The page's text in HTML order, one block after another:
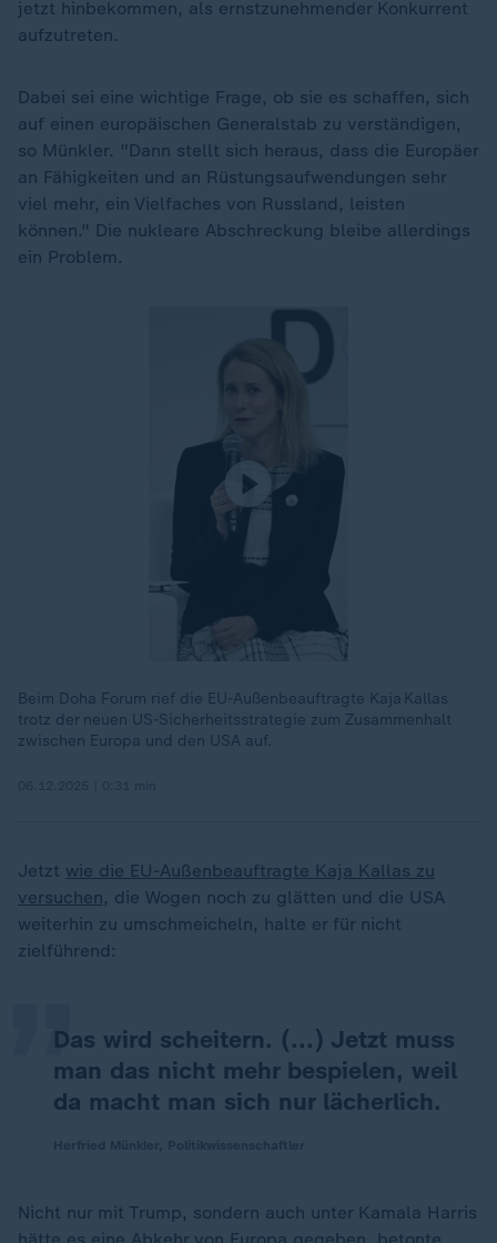
jetzt hinbekommen, als ernstzunehmender Konkurrent
aufzutreten.
Dabei sei eine wichtige Frage, ob sie es schaffen, sich
auf einen europäischen Generalstab zu verständigen,
so Münkler. "Dann stellt sich heraus, dass die Europäer
an Fähigkeiten und an Rüstungsaufwendungen sehr
viel mehr, ein Vielfaches von Russland, leisten
können." Die nukleare Abschreckung bleibe allerdings
ein Problem.
Beim Doha Forum rief die EU-Außenbeauftragte Kaja Kallas
trotz der neuen US-Sicherheitsstrategie zum Zusammenhalt
zwischen Europa und den USA auf.
Jetzt wie die EU-Außenbeauftragte Kaja Kallas zu
versuchen, die Wogen noch zu glätten und die USA
weiterhin zu umschmeicheln, halte er für nicht
zielführend:
Das wird scheitern. (...) Jetzt muss
man das nicht mehr bespielen, weil
da macht man sich nur lächerlich.
„
Nicht nur mit Trump, sondern auch unter Kamala Harris